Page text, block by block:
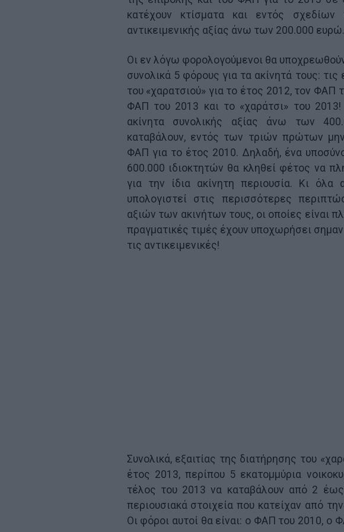
κατέχουν κτίσματα και εντός σχεδίων
αντικειμενικής αξίας άνω των 200.000 ευρώ.
Οι εν λόγω φορολογούμενοι θα
συνολικά 5 φόρους για τα ακίνητά τους:
του «χαρατσιού» για το έτος 2012, τον ΦΑΠ
ΦΑΠ του 2013 και το «χαράτσι» του
ακίνητα συνολικής αξίας άνω των
καταβάλουν, εντός των τριών πρώτων
ΦΑΠ για το έτος 2010. Δηλαδή, ένα
600.000 ιδιοκτητών θα κληθεί φέτος να
για την ίδια ακίνητη περιουσία. Κι όλα
υπολογιστεί στις περισσότερες
αξιών των ακινήτων τους, οι οποίες είναι
πραγματικές τιμές έχουν υποχωρήσει
τις αντικειμενικές!
Συνολικά, εξαιτίας της διατήρησης του
έτος 2013, περίπου 5 εκατομμύρια
τέλος του 2013 να καταβάλουν από 2
περιουσιακά στοιχεία που κατείχαν από
Οι φόροι αυτοί θα είναι: ο ΦΑΠ του 2010, ο